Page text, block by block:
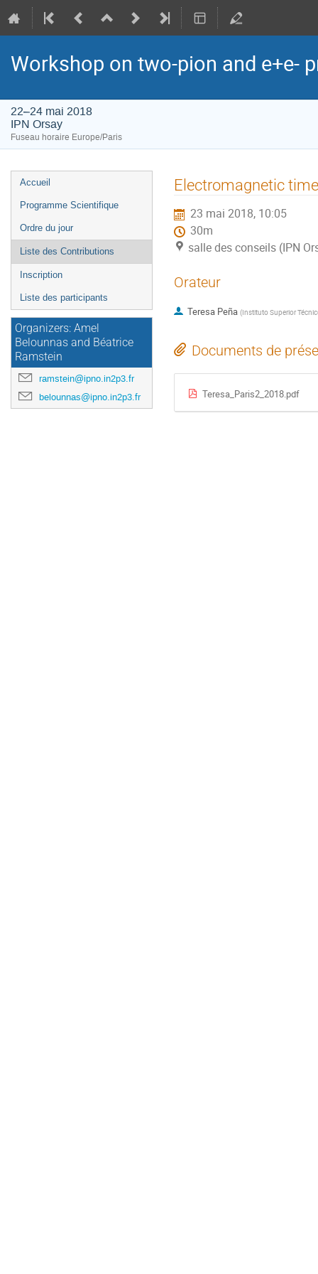
Workshop on two-pion and e+e-
22–24 mai 2018
IPN Orsay
Fuseau horaire Europe/Paris
Menu
de
Accueil
Programme Scientifique
Ordre du jour
Liste des Contributions
Inscription
Liste des participants
Organizers: Amel
Belounnas and Béatrice
Ramstein
ramstein@ipno.in2p3.fr
belounnas@ipno.in2p3.fr
Electromagnetic
23 mai 2018, 10:05
30m
salle des conseils (IPN
Orateur
Teresa Peña (Instituto Superior
Documents de
Teresa_Paris2_2018.pdf